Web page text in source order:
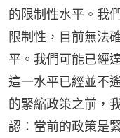
的限制性水平。我
限制性，目前無法
平。我們可能已經
這一水平已經並不
的緊縮政策之前，
認：當前的政策是